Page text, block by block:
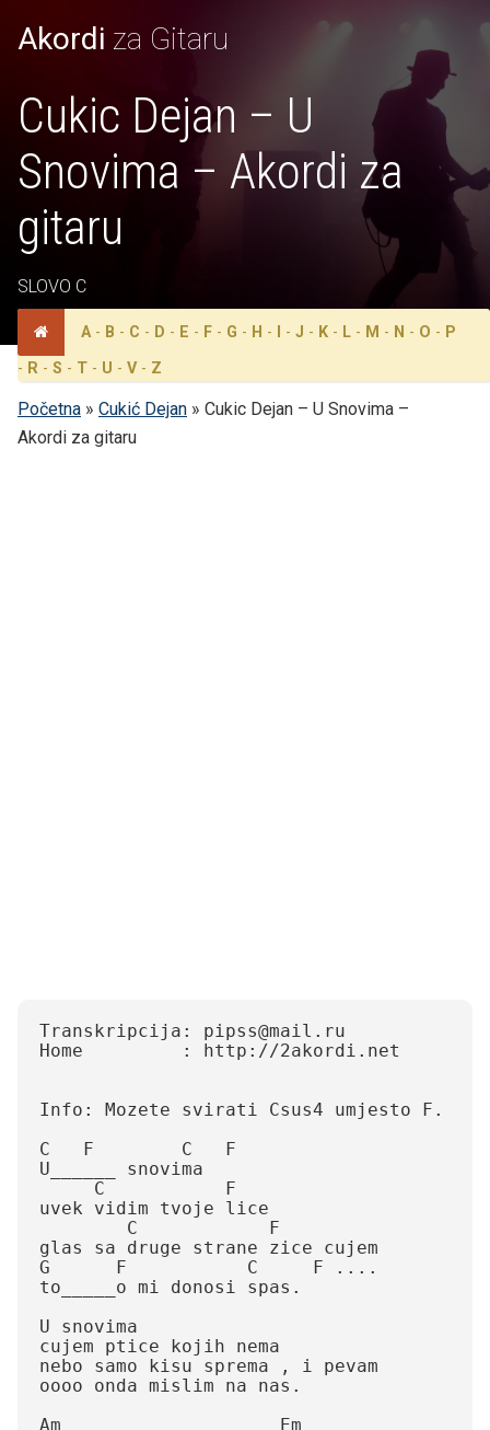
Akordi za Gitaru
Cukic Dejan – U
Snovima – Akordi za
gitaru
SLOVO C
A- B - C - D - E - F - G - H - - J - K - L - M - N - O - P
- R - S - T - U - V- Z
Početna » Cukić Dejan » Cukic Dejan – U Snovima –
Akordi za gitaru
Transkripcija: pipss@mail.ru
Home         : http://2akordi.net
Info: Mozete svirati Csus4 umjesto F.
C   F        C   F
U______ snovima
uvek vidim tvoje lice
glas sa druge strane zice cujem
G      F           C     F ....
to_____o mi donosi spas.
U snovima
cujem ptice kojih nema
nebo samo kisu sprema , i pevam
oooo onda mislim na nas.
Am                    Em